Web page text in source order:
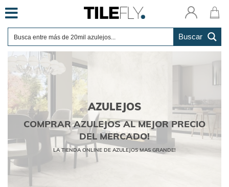
Skip
to
content
Buscar
AZULEJOS
COMPRAR AZULEJOS AL MEJOR PRECIO
DEL MERCADO!
LA TIENDA ONLINE DE AZULEJOS MAS GRANDE!